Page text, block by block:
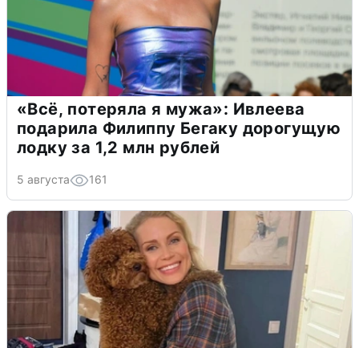
«Всё, потеряла я мужа»: Ивлеева
подарила Филиппу Бегаку дорогущую
лодку за 1,2 млн рублей
5 августа 161